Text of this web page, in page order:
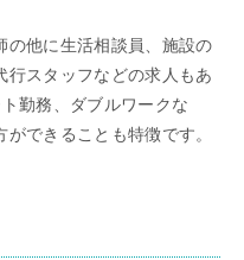
の他に生活相談員、施設の
行スタッフなどの求人もあ
勤務、ダブルワークな
できることも特徴です。